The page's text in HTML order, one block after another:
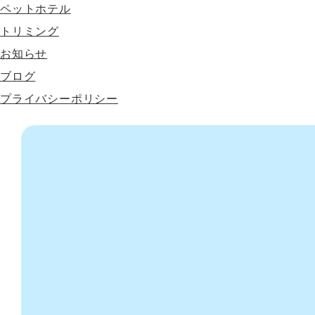
ペットホテル
トリミング
お知らせ
ブログ
プライバシーポリシー